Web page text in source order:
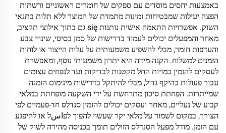
באמצעות יחסים מוסדים עם ספקים של חומרים ראשוניים ורשתות
הפצה יעילות שמבטיחות זמינות מתמדת של המוצר ללא תלות בתנאי
השוק. אפשרויות התאמה אישית נותנות się גם בתוך אילוצי תקציב,
מאחר והמפעלים יכולים לעמוד בדרישות של סמן בסיסי, שינויי צבע
והעדפות חומר, מבלי להשפיע משמעותית על עלות הייצור או לוחות
הזמנים למשלוח. הקנה-מידה היא יתרון משמעותי נוסף, ומאפשרת
לעסקים להזמין כמויות החל מקטנות לבדיקות ועד לנפחים עצומים
עבור פעולות בהיקף גדול, מבלי להיתקל בדרישות מינימום הזמנה
שמייתרות. הפחתת סיכון מתרחשת על ידי השקעה מופחתת במלאי
קבוע של נעליים, מאחר ועסקים יכולים להזמין סנדלס חד-פעמיים לפי
הצורך, במקום לשמור על מלאי יקר שעשוי להפוך לפاسל או להיפגע
עם הזמן. מודל מפעל הסנדלס הזולים תומך בכניסה מהירה לשוק של